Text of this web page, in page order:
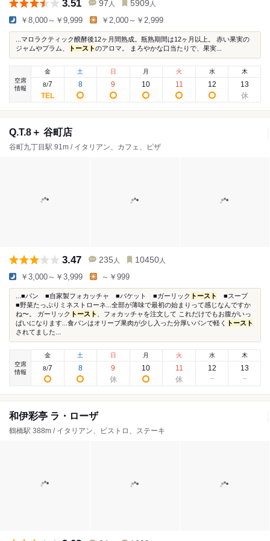
3.51 97 人 5909 人
￥8,000～￥9,999 ￥2,000～￥2,999
...マロラクティック醗酵後12ヶ月間熟成。瓶熟期間は12ヶ月以上。 赤い果実の
ジャムやプラム、
トーストのアロマ。 まろやかな口当たりで、果実...
空席
情報
金
8/7
土
8
日
9
月
10
火
11
水
12
木
13
Q.T.8＋ 谷町店
谷町九丁目駅 91m / イタリアン、カフェ、ピザ
3.47 235 人 10450 人
￥3,000～￥3,999 ～￥999
...■パン ■自家製フォカッチャ ■バケット ■ガーリック トースト
■スープ
■野菜たっぷりミネストローネ...全部が薄味で最初の始まりって感じなんですか
ね〜。 ガーリック トースト
、フォカッチャを注文して これだけでもお腹がいっ
ぱいになります...食パンはオリーブ果肉が少し入った分厚いパンで軽く
トースト
されてました...
空席
情報
金
8/7
土
8
日
9
月
10
火
11
水
12
木
13
和伊彩亭 ラ・ローザ
鶴橋駅 388m / イタリアン、ビストロ、ステーキ